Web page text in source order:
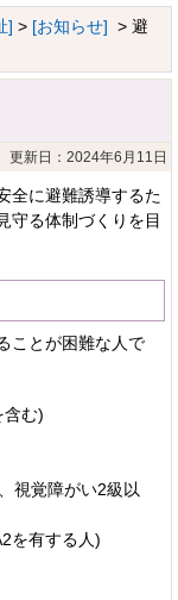
] > [お知らせ] > 避
更新日：2024年6月11日
全に避難誘導するた
守る体制づくりを目
ことが困難な人で
含む)
視覚障がい2級以
を有する人)